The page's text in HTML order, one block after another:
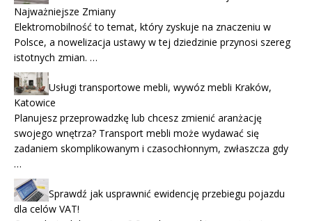
Najważniejsze Zmiany
Elektromobilność to temat, który zyskuje na znaczeniu w
Polsce, a nowelizacja ustawy w tej dziedzinie przynosi szereg
istotnych zmian. …
Usługi transportowe mebli, wywóz mebli Kraków,
Katowice
Planujesz przeprowadzkę lub chcesz zmienić aranżację
swojego wnętrza? Transport mebli może wydawać się
zadaniem skomplikowanym i czasochłonnym, zwłaszcza gdy
…
Sprawdź jak usprawnić ewidencję przebiegu pojazdu
dla celów VAT!